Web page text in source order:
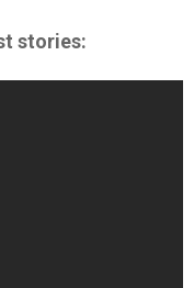
stories: